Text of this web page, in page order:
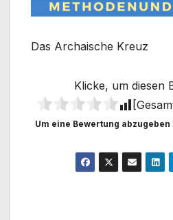
Das Archaische Kreuz
Klicke, um diesen
Um eine Bewertung